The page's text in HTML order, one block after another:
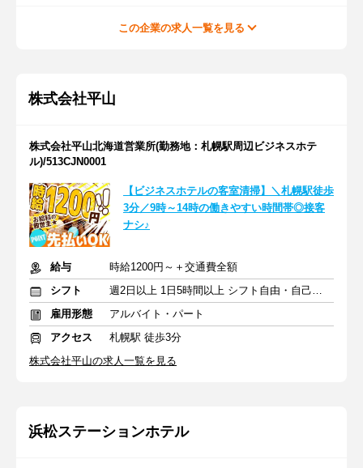
この企業の求人一覧を見る
株式会社平山
株式会社平山北海道営業所(勤務地：札幌駅周辺ビジネスホテ
ル)/513CJN0001
【ビジネスホテルの客室清掃】＼札幌駅徒歩
3分／9時～14時の働きやすい時間帯◎接客
ナシ♪
給与
時給1200円～＋交通費全額
シフト
週2日以上 1日5時間以上 シフト自由・自己申告
雇用形態
アルバイト・パート
アクセス
札幌駅 徒歩3分
株式会社平山の求人一覧を見る
浜松ステーションホテル